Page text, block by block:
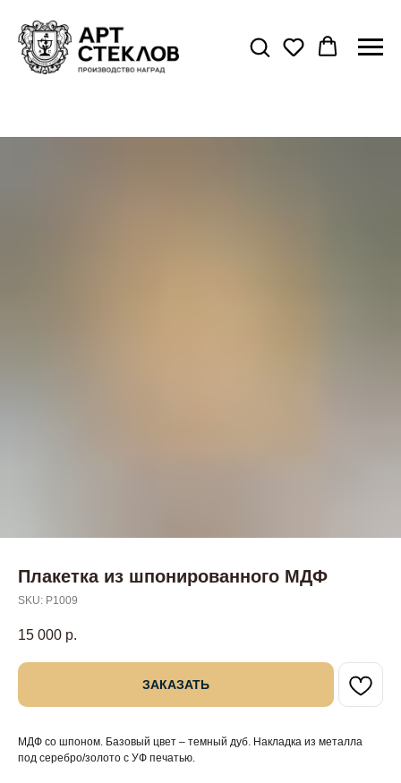
Плакетка из шпонированного МДФ
SKU: P1009
15 000 р.
ЗАКАЗАТЬ
МДФ со шпоном. Базовый цвет – темный дуб. Накладка из металла
под серебро/золото с УФ печатью.